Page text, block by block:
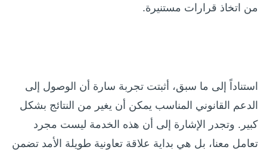
من اتخاذ قرارات مستنيرة.
استناداً إلى ما سبق، أثبتت تجربة سارة أن الوصول إلى
الدعم القانوني المناسب يمكن أن يغير من النتائج بشكل
كبير. وتجدر الإشارة إلى أن هذه الخدمة ليست مجرد
تعامل معنا، بل هي بداية علاقة تعاونية طويلة الأمد تضمن